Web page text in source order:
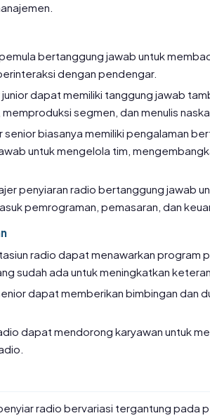
bertanggung jawab untuk
dengan pendengar.
junior dapat memiliki tanggung jawab
segmen, dan menulis
senior biasanya memiliki pengalaman
untuk mengelola tim,
penyiaran radio bertanggung jawab
pemrograman, pemasaran, dan
radio dapat menawarkan program
sudah ada untuk meningkatkan
dapat memberikan bimbingan dan
dapat mendorong karyawan untuk
radio bervariasi tergantung pada